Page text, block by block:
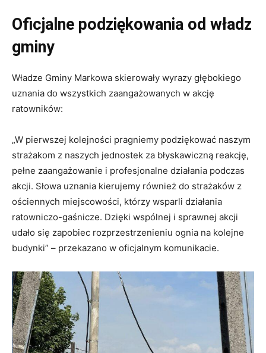
gminy
uznania do wszystkich zaangażowanych w akcję
ratowników:
„W pierwszej kolejności pragniemy podziękować naszym
strażakom z naszych jednostek za błyskawiczną reakcję,
pełne zaangażowanie i profesjonalne działania podczas
akcji. Słowa uznania kierujemy również do strażaków z
ościennych miejscowości, którzy wsparli działania
udało się zapobiec rozprzestrzenieniu ognia na kolejne
budynki” – przekazano w oficjalnym komunikacie.